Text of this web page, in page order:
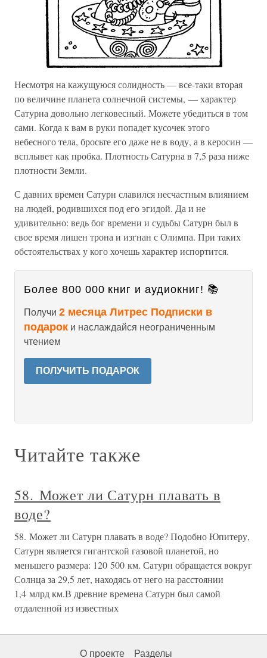
Несмотря на кажущуюся солидность — все-таки вторая
по величине планета солнечной системы, — характер
Сатурна довольно легковесный. Можете убедиться в том
сами. Когда к вам в руки попадет кусочек этого
небесного тела, бросьте его даже не в воду, а в керосин —
всплывет как пробка. Плотность Сатурна в 7,5 раза ниже
плотности Земли.
С давних времен Сатурн славился несчастным влиянием
на людей, родившихся под его эгидой. Да и не
удивительно: ведь бог времени и судьбы Сатурн был в
свое время лишен трона и изгнан с Олимпа. При таких
обстоятельствах у кого хочешь характер испортится.
Более 800 000 книг и аудиокниг! 📚
Получи 2 месяца Литрес Подписки в
подарок и наслаждайся неограниченным
чтением
ПОЛУЧИТЬ ПОДАРОК
Читайте также
58. Может ли Сатурн плавать в
воде?
58. Может ли Сатурн плавать в воде? Подобно Юпитеру,
Сатурн является гигантской газовой планетой, но
меньшего размера: 120 500 км. Сатурн обращается вокруг
Солнца за 29,5 лет, находясь от него на расстоянии
1,4 млрд км.В древние времена Сатурн был самой
отдаленной из известных
О проекте Разделы